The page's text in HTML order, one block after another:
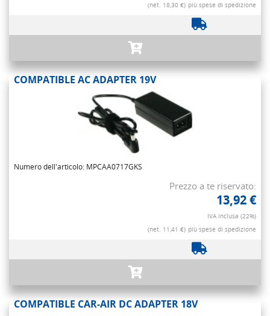
(net. 18,30 €) più spese di spedizione
COMPATIBLE AC ADAPTER 19V
Numero dell'articolo: MPCAA0717GKS
Prezzo a te riservato:
13,92 €
IVA inclusa (22%)
(net. 11,41 €) più spese di spedizione
COMPATIBLE CAR-AIR DC ADAPTER 18V